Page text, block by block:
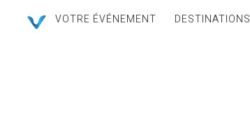
VOTRE ÉVÉNEMENT DESTINATIONS